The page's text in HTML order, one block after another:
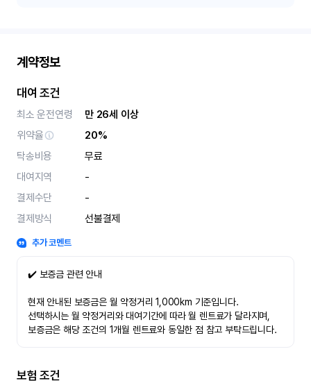
계약정보
대여 조건
최소 운전연령
만 26세 이상
위약율
20%
탁송비용
무료
대여지역
-
결제수단
-
결제방식
선불결제
추가 코멘트
✔️ 보증금 관련 안내
현재 안내된 보증금은 월 약정거리 1,000km 기준입니다.
선택하시는 월 약정거리와 대여기간에 따라 월 렌트료가 달라지며,
보증금은 해당 조건의 1개월 렌트료와 동일한 점 참고 부탁드립니다.
보험 조건